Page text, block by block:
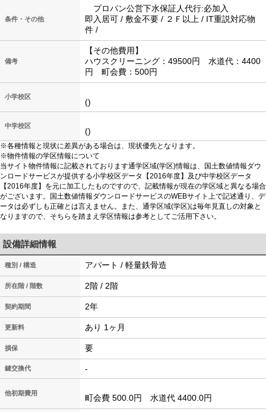
条件・その他
プロパン公営下水保証人代行:必加入
即入居可 / 敷金不要 / ２Ｆ以上 / IT重説対応物
件 /
備考
【その他費用】
ハウスクリーニング：49500円 水道代：4400
円 町会費：500円
小学校区
()
中学校区
()
※各種情報と現状に差異がある場合は、現状優先となります。
※物件情報の学区情報について
当サイト物件情報に記載されております通学区域(学区)情報は、国土数値情報ダウ
ンロードサービスが提供する小学校区データ【2016年度】及び中学校区データ
【2016年度】を元に加工したものですので、記載情報が現在の学区域と異なる場合
がございます。国土数値情報ダウンロードサービスのWEBサイト上で記述通り、デ
ータは必ずしも正確とは言えません。また、通学区域(学区)は毎年見直しの対象と
なりますので、そちらを踏まえ学区情報は参考としてご活用下さい。
設備詳細情報
種別 / 構造 アパート / 軽量鉄骨造
所在階 / 階数 2階 / 2階
契約期間 2年
更新料 あり 1ヶ月
損保 要
鍵交換代 -
他初期費用 町会費 500.0円 水道代 4400.0円